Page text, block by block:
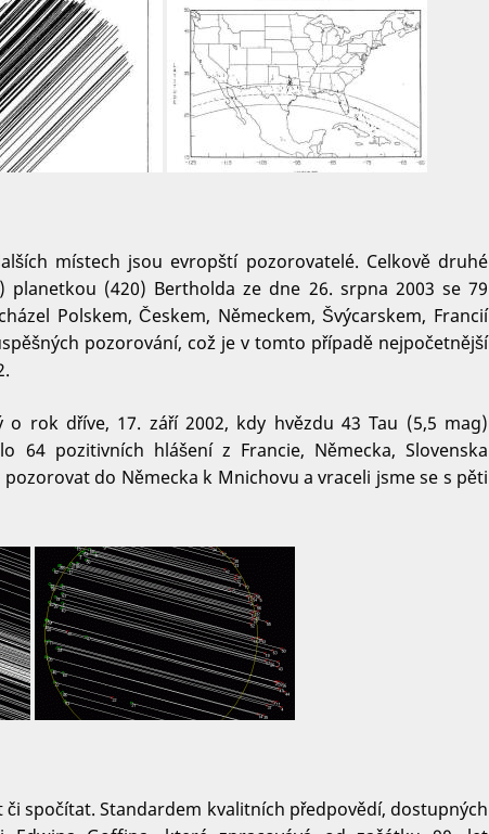
místech jsou evropští pozorovatelé. Celkově druhé
(420) Bertholda ze dne 26. srpna 2003 se 79
Polskem, Českem, Německem, Švýcarskem, Francií
pozorování, což je v tomto případě nejpočetnější
rok dříve, 17. září 2002, kdy hvězdu 43 Tau (5,5 mag)
64 pozitivních hlášení z Francie, Německa, Slovenska
do Německa k Mnichovu a vraceli jsme se s pěti
spočítat. Standardem kvalitních předpovědí, dostupných